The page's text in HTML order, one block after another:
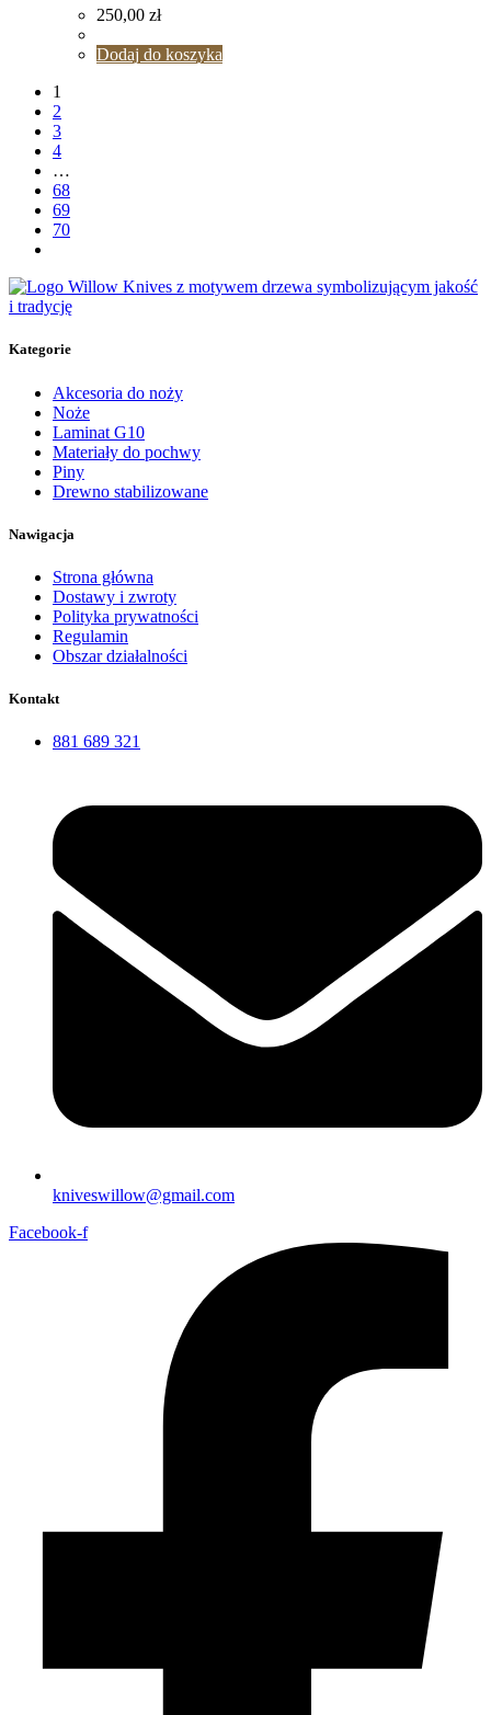
250,00 zł
Dodaj do koszyka
1
2
3
4
…
68
69
70
Kategorie
Akcesoria do noży
Noże
Laminat G10
Materiały do pochwy
Piny
Drewno stabilizowane
Nawigacja
Strona główna
Dostawy i zwroty
Polityka prywatności
Regulamin
Obszar działalności
Kontakt
881 689 321
kniveswillow@gmail.com
Facebook-f